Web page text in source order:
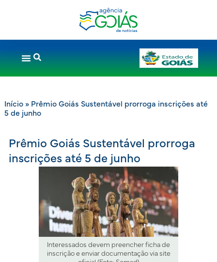
Início» Prêmio Goiás Sustentável prorroga inscrições até
5 de junho
Prêmio Goiás Sustentável prorroga
inscrições até 5 de junho
Interessados devem preencher ficha de
inscrição e enviar documentação via site